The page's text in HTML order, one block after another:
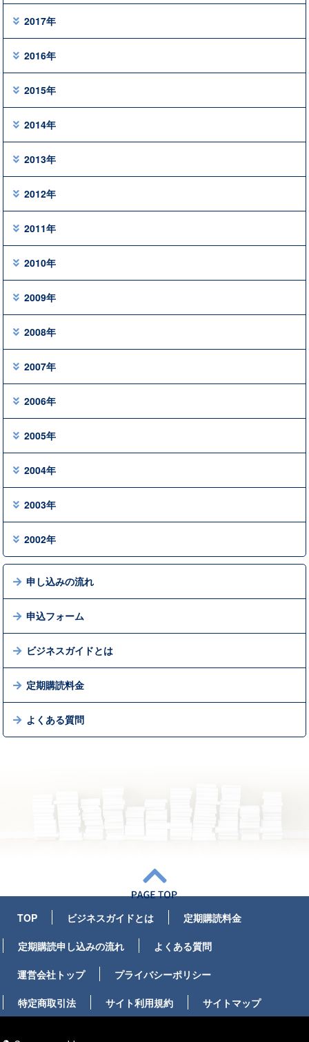
2017年
2016年
2015年
2014年
2013年
2012年
2011年
2010年
2009年
2008年
2007年
2006年
2005年
2004年
2003年
2002年
申し込みの流れ
申込フォーム
ビジネスガイドとは
定期購読料金
よくある質問
TOP ビジネスガイドとは 定期購読料金
定期購読申し込みの流れ よくある質問
運営会社トップ プライバシーポリシー
特定商取引法 サイト利用規約 サイトマップ